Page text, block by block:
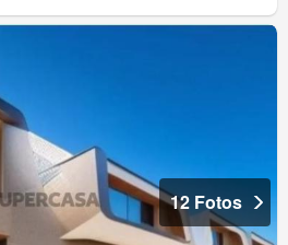
12 Fotos